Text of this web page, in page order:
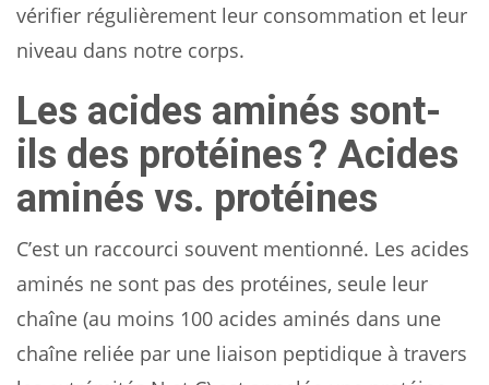
vérifier régulièrement leur consommation et leur
niveau dans notre corps.
Les acides aminés sont-
ils des protéines ? Acides
aminés vs. protéines
C’est un raccourci souvent mentionné. Les acides
aminés ne sont pas des protéines, seule leur
chaîne (au moins 100 acides aminés dans une
chaîne reliée par une liaison peptidique à travers